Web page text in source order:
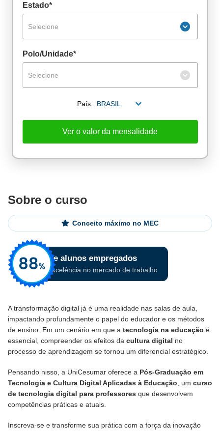
Sobre o curso
Conceito máximo no MEC
Excelência no mercado de trabalho
A transformação digital já é uma realidade nas salas de aula,
impactando profundamente o papel do educador e os métodos
de ensino. Em um cenário em que a tecnologia na educação é
essencial, compreender os efeitos da cultura digital no
processo de aprendizagem se tornou um diferencial estratégico.
Pensando nisso, a UniCesumar oferece a Pós-Graduação em
Tecnologia e Cultura Digital Aplicadas à Educação , um curso
de tecnologia digital para professores que desenvolvem
competências práticas e atuais.
Inscreva-se e transforme sua prática com a força da inovação
Estado*
Selecione
Polo/Unidade*
Selecione
País: BRASIL
Ver o valor da mensalidade